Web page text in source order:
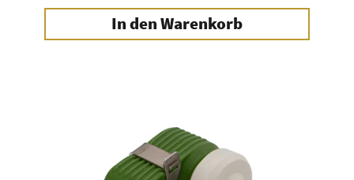
In den Warenkorb